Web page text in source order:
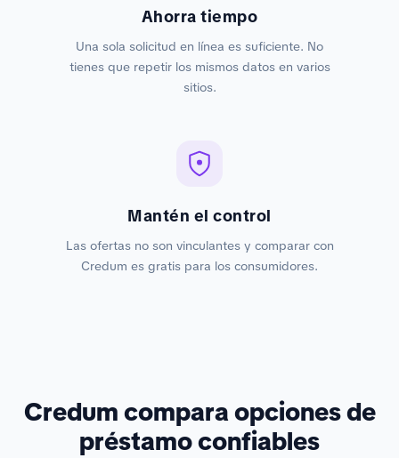
Ahorra tiempo
Una sola solicitud en línea es suficiente. No
tienes que repetir los mismos datos en varios
sitios.
Mantén el control
Las ofertas no son vinculantes y comparar con
Credum es gratis para los consumidores.
Credum compara opciones de
préstamo confiables